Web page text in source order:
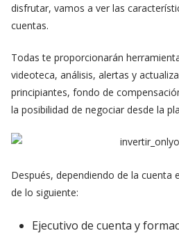
disfrutar, vamos a ver las
cuentas.
Todas te proporcionarán
videoteca, análisis, alertas y
principiantes, fondo de
la posibilidad de negociar desde la
Después, dependiendo de la cuenta
de lo siguiente:
Ejecutivo de cuenta y